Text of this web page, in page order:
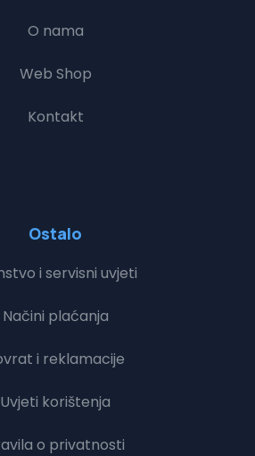
O nama
Web Shop
Kontakt
Ostalo
i servisni uvjeti
Načini plaćanja
i reklamacije
Uvjeti korištenja
o privatnosti